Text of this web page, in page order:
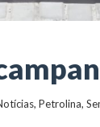
, Petrolina,